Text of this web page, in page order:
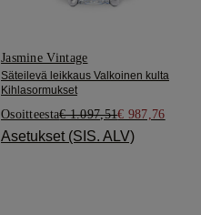
Jasmine Vintage
Säteilevä leikkaus Valkoinen kulta
Kihlasormukset
Osoitteesta€ 1.097,51€ 987,76
Asetukset (SIS. ALV)